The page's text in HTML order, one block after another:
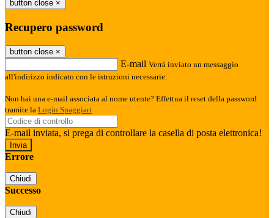
button close ×
Recupero password
button close ×
E-mail Verrà inviato un messaggio
all'indirizzo indicato con le istruzioni necessarie.
Non hai una e-mail associata al nome utente? Effettua il reset della password
tramite la Login Spaggiari
E-mail inviata, si prega di controllare la casella di posta elettronica!
Errore
Chiudi
Successo
Chiudi